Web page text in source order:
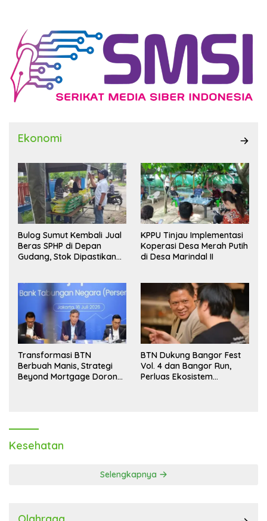
Ekonomi
Bulog Sumut Kembali Jual
Beras SPHP di Depan
Gudang, Stok Dipastikan
KPPU Tinjau Implementasi
Koperasi Desa Merah Putih
di Desa Marindal II
Transformasi BTN
Berbuah Manis, Strategi
Beyond Mortgage Dorong
BTN Dukung Bangor Fest
Vol. 4 dan Bangor Run,
Perluas Ekosistem
Kesehatan
Selengkapnya